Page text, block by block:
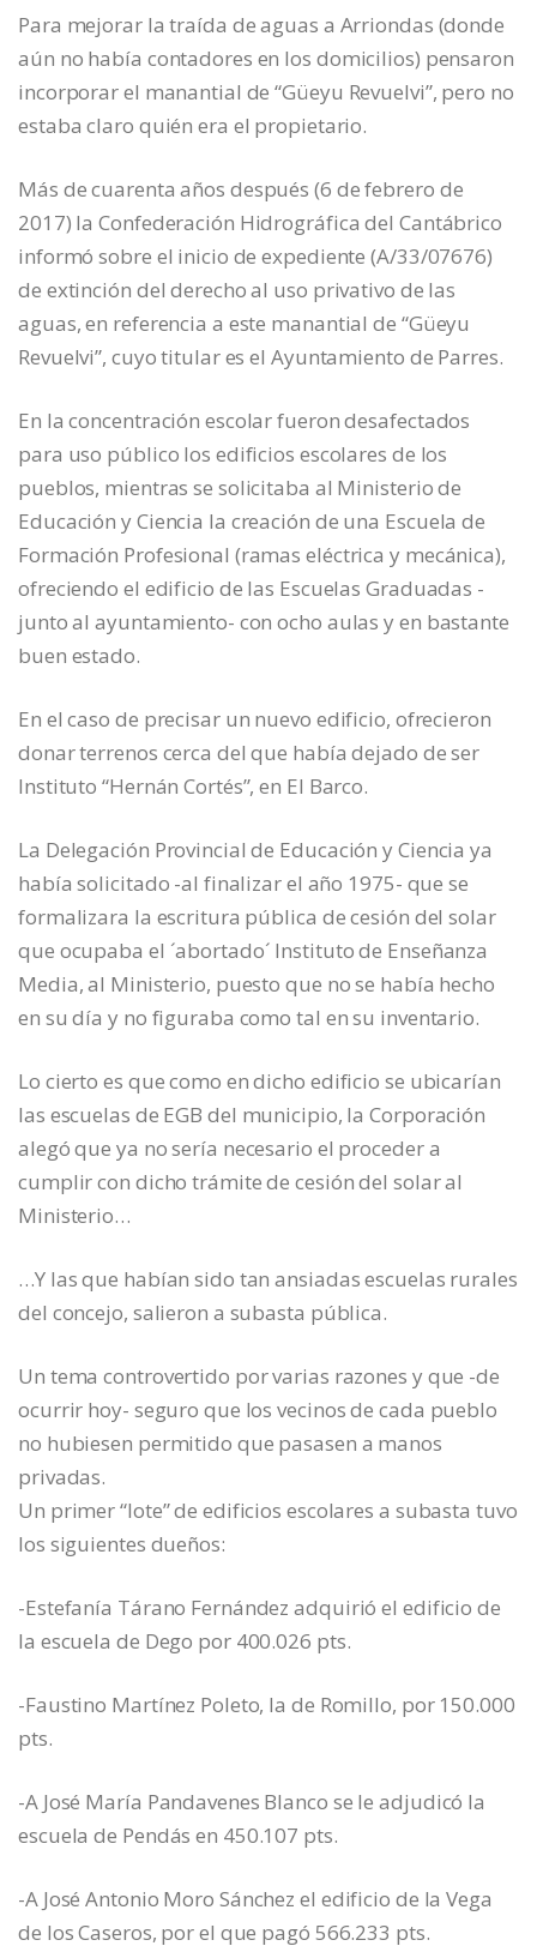
Para mejorar la traída de aguas a Arriondas (donde
aún no había contadores en los domicilios) pensaron
incorporar el manantial de “Güeyu Revuelvi”, pero no
estaba claro quién era el propietario.
Más de cuarenta años después (6 de febrero de
2017) la Confederación Hidrográfica del Cantábrico
informó sobre el inicio de expediente (A/33/07676)
de extinción del derecho al uso privativo de las
aguas, en referencia a este manantial de “Güeyu
Revuelvi”, cuyo titular es el Ayuntamiento de Parres.
En la concentración escolar fueron desafectados
para uso público los edificios escolares de los
pueblos, mientras se solicitaba al Ministerio de
Educación y Ciencia la creación de una Escuela de
Formación Profesional (ramas eléctrica y mecánica),
ofreciendo el edificio de las Escuelas Graduadas -
junto al ayuntamiento- con ocho aulas y en bastante
buen estado.
En el caso de precisar un nuevo edificio, ofrecieron
donar terrenos cerca del que había dejado de ser
Instituto “Hernán Cortés”, en El Barco.
La Delegación Provincial de Educación y Ciencia ya
había solicitado -al finalizar el año 1975- que se
formalizara la escritura pública de cesión del solar
que ocupaba el ´abortado´ Instituto de Enseñanza
Media, al Ministerio, puesto que no se había hecho
en su día y no figuraba como tal en su inventario.
Lo cierto es que como en dicho edificio se ubicarían
las escuelas de EGB del municipio, la Corporación
alegó que ya no sería necesario el proceder a
cumplir con dicho trámite de cesión del solar al
Ministerio…
…Y las que habían sido tan ansiadas escuelas rurales
del concejo, salieron a subasta pública.
Un tema controvertido por varias razones y que -de
ocurrir hoy- seguro que los vecinos de cada pueblo
no hubiesen permitido que pasasen a manos
privadas.
Un primer “lote” de edificios escolares a subasta tuvo
los siguientes dueños:
-Estefanía Tárano Fernández adquirió el edificio de
la escuela de Dego por 400.026 pts.
-Faustino Martínez Poleto, la de Romillo, por 150.000
pts.
-A José María Pandavenes Blanco se le adjudicó la
escuela de Pendás en 450.107 pts.
-A José Antonio Moro Sánchez el edificio de la Vega
de los Caseros, por el que pagó 566.233 pts.